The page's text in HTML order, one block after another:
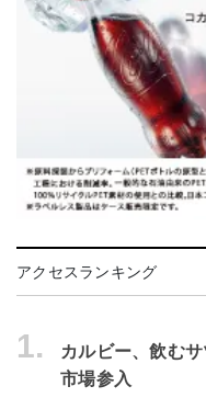
アクセスランキング
1.
カルビー、飲む
市場参入